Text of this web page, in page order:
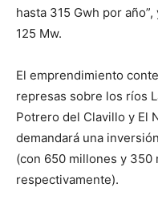
hasta 315 Gwh por
125 Mw.
El emprendimiento
represas sobre los ríos
Potrero del Clavillo y El
demandará una
(con 650 millones y 350
respectivamente).